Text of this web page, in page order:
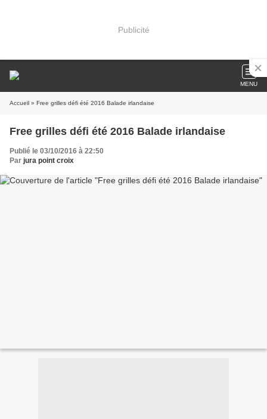
Publicité
MENU
Accueil » Free grilles défi été 2016 Balade irlandaise
Free grilles défi été 2016 Balade irlandaise
Publié le 03/10/2016 à 22:50
Par jura point croix